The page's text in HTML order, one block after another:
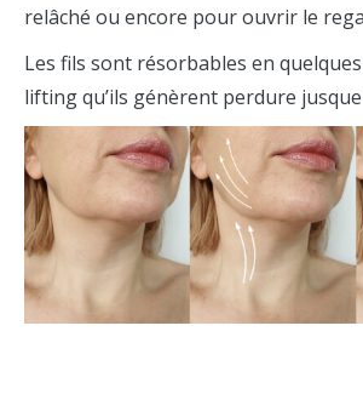
relâché ou encore pour ouvrir le
Les fils sont résorbables en
lifting qu’ils génèrent perdure